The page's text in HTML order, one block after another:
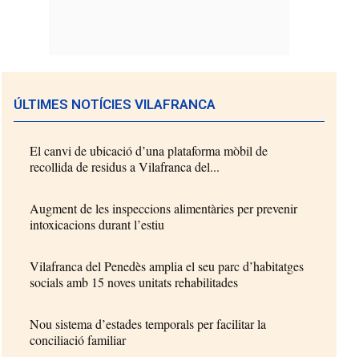
ÚLTIMES NOTÍCIES VILAFRANCA
El canvi de ubicació d’una plataforma mòbil de
recollida de residus a Vilafranca del...
Augment de les inspeccions alimentàries per prevenir
intoxicacions durant l’estiu
Vilafranca del Penedès amplia el seu parc d’habitatges
socials amb 15 noves unitats rehabilitades
Nou sistema d’estades temporals per facilitar la
conciliació familiar